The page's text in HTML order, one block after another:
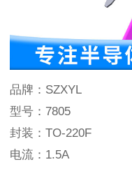
品牌：SZXYL
型号：7805
封装：TO-220F
电流：1.5A